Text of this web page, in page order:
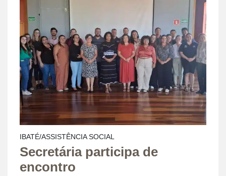
IBATÉ/ASSISTÊNCIA SOCIAL
Secretária participa de
encontro